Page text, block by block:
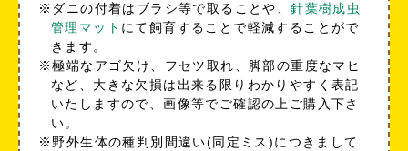
※ダニの付着はブラシ等で取ることや、針葉樹成虫
管理マット にて飼育することで軽減することがで
きます。
※極端なアゴ欠け、フセツ取れ、脚部の重度なマヒ
など、大きな欠損は出来る限りわかりやすく表記
いたしますので、画像等でご確認の上ご購入下さ
い。
※野外生体の種判別間違い(同定ミス)につきまして